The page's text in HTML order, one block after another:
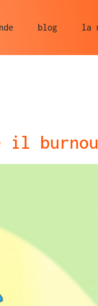
blog la
il